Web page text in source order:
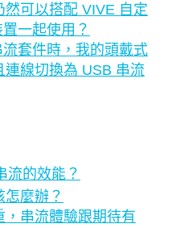
可以搭配 VIVE 自定
一起使用？
套件時，我的頭戴式
線切換為 USB 串流
流的效能？
麼辦？
，串流體驗跟期待有